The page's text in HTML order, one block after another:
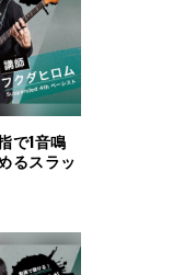
で1音鳴
るスラッ